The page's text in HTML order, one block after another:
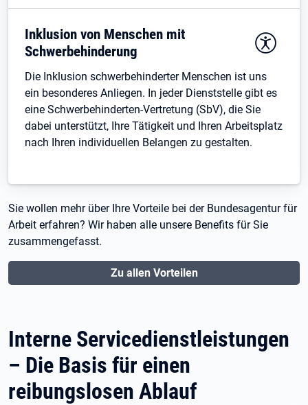
Inklusion von Menschen mit
Schwerbehinderung
Die Inklusion schwerbehinderter Menschen ist uns
ein besonderes Anliegen. In jeder Dienststelle gibt es
eine Schwerbehinderten-Vertretung (SbV), die Sie
dabei unterstützt, Ihre Tätigkeit und Ihren Arbeitsplatz
nach Ihren individuellen Belangen zu gestalten.
Sie wollen mehr über Ihre Vorteile bei der Bundesagentur für
Arbeit erfahren? Wir haben alle unsere Benefits für Sie
zusammengefasst.
Zu allen Vorteilen
Interne Servicedienstleistungen
– Die Basis für einen
reibungslosen Ablauf